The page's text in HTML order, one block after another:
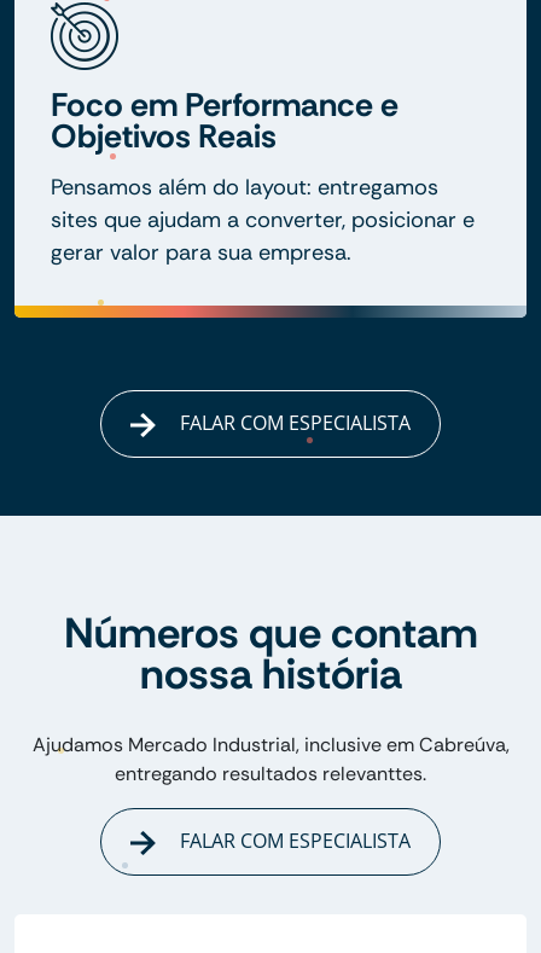
Foco em Performance e
Objetivos Reais
Pensamos além do layout: entregamos
sites que ajudam a converter, posicionar e
gerar valor para sua empresa.
FALAR COM ESPECIALISTA
Números que contam
nossa história
Ajudamos Mercado Industrial, inclusive em Cabreúva,
entregando resultados relevanttes.
FALAR COM ESPECIALISTA